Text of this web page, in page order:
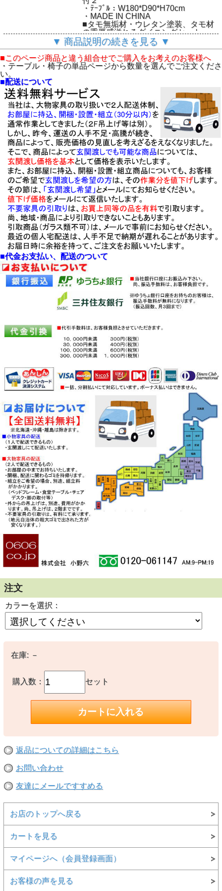
◇「香林」ダイニン
グシリーズ
「香林」テーブルシ
リーズ（３サイズ）
「香林」肘無回転チ
ェア
「香林」肘付回転チ
ェア
「香林」ベンチシリ
ーズ（３サイズ）
「香林」ベンチ付４
点1500卓子・肘無
「香林」ベンチ付６
点2000卓子・肘付・
肘無
・ﾃｰﾌﾞﾙ：W180*D90*H70cm
・MADE IN CHINA
■タモ無垢材・ウレタン塗装、タモ材
の重厚感溢れるダイニングセット
・塗装・接着剤は、国内環境最高安全
基準Ｆ☆☆☆☆を使用
・４０ミリ厚タモ無垢材天板は、ボリ
ュームがあり存在感があります。
・板座回転チェアは、タモ無垢材で少
・チェア回転盤は、国産商品を使用で
安心してご使用いただけます。
・１８０ｃｍテーブルは、肘付椅子も
付けてご使用いただけます。
・ライト色のウレタン塗装で癒しの空
間を醸し出します。
・テーブル、椅子、ベンチ、どれも単
品販売します。
・テーブルは、１５００・１８００・
２０００の３サイズがあります。
・板座回転チェアは、肘無・肘付チェ
アの２タイプがあります。
・板座ベンチは、１３００・１６０
０・１８００ベンチの３サイズがあり
ます。
・お好みの組合せでご購入いただけま
す。
・単品ページをご覧ください。
・ ２０２３年９月２６日：ダーク色は
廃盤になりました。
・尚、ライト色は継続品になります。
◆ご注意
・テーブル・チェアの組立付き配送で
対応します。
・モニターにより、実物の色と異なる
ことがあります。
（北海道・沖縄・離島除
く）でお届けします。
この家具の配送は、基本として開
□下記の区域内では、開梱、組み立
て、お部屋入れ込みの価格で提供
・本州全域、四国、九州全域（沖縄を
除く）
・但し、離島と一部山間地等は、 開
梱対応できない区域も有りす。
・お届け先を、具体的にお問合せ下さ
い。
・MAILにて、お問合せください。
▼ 商品説明の続きを見る ▼
■このページ商品と違う組合せでご購入をお考えのお客様へ
・テーブル・椅子の単品ページから数量を選んでご注文くださ
い。
■配送について
■代金お支払い、配送のついて
注文
カラーを選択：
在庫: －
購入数： セット
返品についての詳細はこちら
お問い合わせ
友達にメールですすめる
お店のトップへ戻る
カートを見る
マイページへ（会員登録画面）
お客様の声を見る